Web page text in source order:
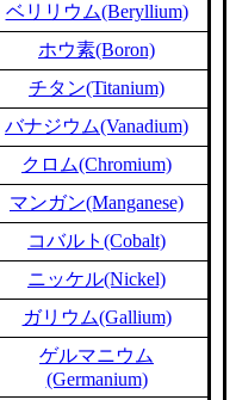
ベリリウム(Beryllium)
ホウ素(Boron)
チタン(Titanium)
バナジウム(Vanadium)
クロム(Chromium)
マンガン(Manganese)
コバルト(Cobalt)
ニッケル(Nickel)
ガリウム(Gallium)
ゲルマニウム
(Germanium)